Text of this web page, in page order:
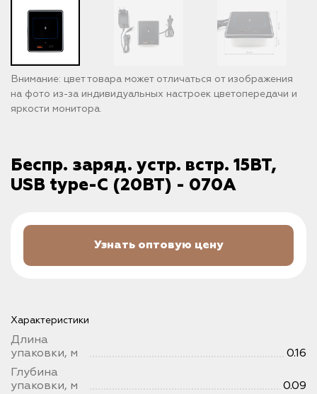
Внимание: цвет товара может отличаться от изображения
на фото из-за индивидуальных настроек цветопередачи и
яркости монитора.
Бeспр. заряд. устр. встр. 15ВТ,
USB type-C (20ВТ) - 070A
Узнать оптовую цену
Характеристики
Длина
упаковки, м
0.16
Глубина
упаковки, м
0.09